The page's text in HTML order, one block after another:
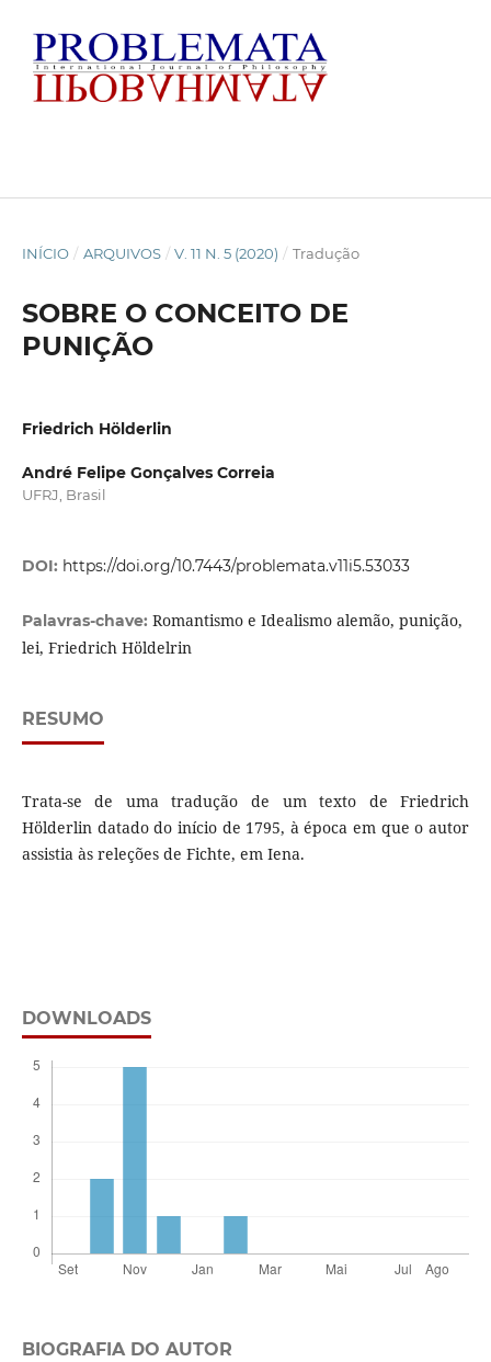
INÍCIO / ARQUIVOS / V. 11 N. 5 (2020) / Tradução
SOBRE O CONCEITO DE
PUNIÇÃO
Friedrich Hölderlin
André Felipe Gonçalves Correia
UFRJ, Brasil
DOI: https://doi.org/10.7443/problemata.v11i5.53033
Palavras-chave: Romantismo e Idealismo alemão, punição,
lei, Friedrich Höldelrin
RESUMO
Trata-se de uma tradução de um texto de Friedrich
Hölderlin datado do início de 1795, à época em que o autor
assistia às releções de Fichte, em Iena.
DOWNLOADS
BIOGRAFIA DO AUTOR